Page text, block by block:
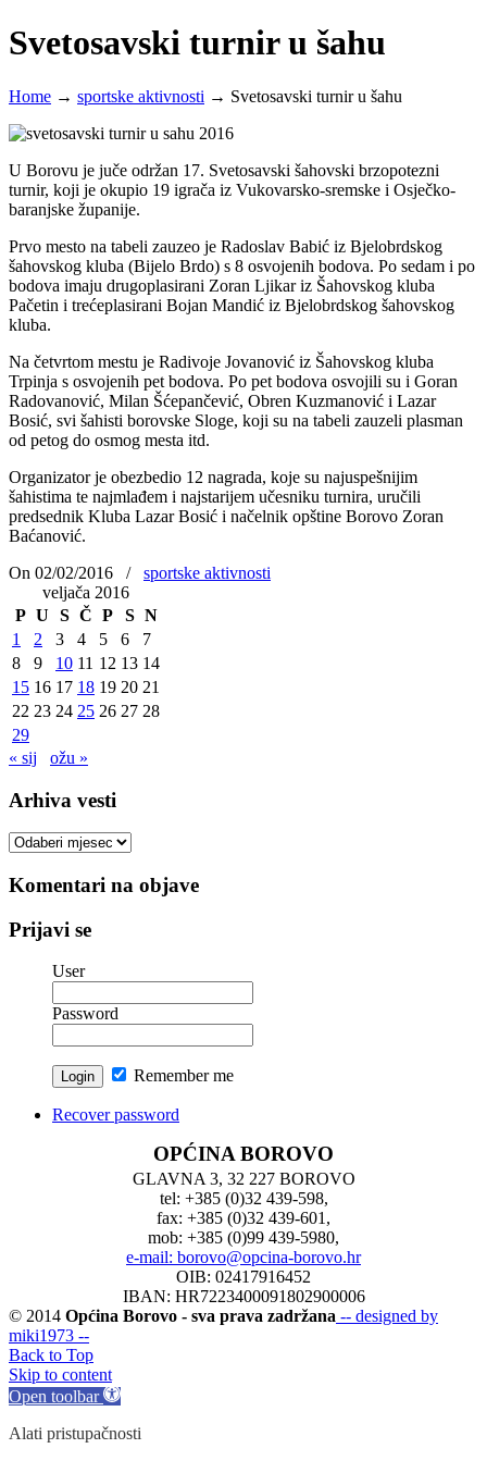
Svetosavski turnir u šahu
Home → sportske aktivnosti → Svetosavski turnir u šahu
U Borovu je juče održan 17. Svetosavski šahovski brzopotezni
turnir, koji je okupio 19 igrača iz Vukovarsko-sremske i Osječko-
baranjske županije.
Prvo mesto na tabeli zauzeo je Radoslav Babić iz Bjelobrdskog
šahovskog kluba (Bijelo Brdo) s 8 osvojenih bodova. Po sedam i po
bodova imaju drugoplasirani Zoran Ljikar iz Šahovskog kluba
Pačetin i trećeplasirani Bojan Mandić iz Bjelobrdskog šahovskog
kluba.
Na četvrtom mestu je Radivoje Jovanović iz Šahovskog kluba
Trpinja s osvojenih pet bodova. Po pet bodova osvojili su i Goran
Radovanović, Milan Šćepančević, Obren Kuzmanović i Lazar
Bosić, svi šahisti borovske Sloge, koji su na tabeli zauzeli plasman
od petog do osmog mesta itd.
Organizator je obezbedio 12 nagrada, koje su najuspešnijim
šahistima te najmlađem i najstarijem učesniku turnira, uručili
predsednik Kluba Lazar Bosić i načelnik opštine Borovo Zoran
Baćanović.
On 02/02/2016
/
sportske aktivnosti
veljača 2016
P U S Č P S N
1
2 3 4 5 6
7
8
9 10 11 12 13 14
15 16 17 18 19 20 21
22 23 24 25 26 27 28
29
« sij
ožu »
Arhiva vesti
Arhiva
Komentari na objave
Prijavi se
User
Password
Remember me
Recover password
OPĆINA BOROVO
GLAVNA 3, 32 227 BOROVO
tel: +385 (0)32 439-598,
fax: +385 (0)32 439-601,
mob: +385 (0)99 439-5980,
e-mail: borovo@opcina-borovo.hr
OIB: 02417916452
IBAN: HR7223400091802900006
© 2014 Općina Borovo - sva prava zadržana -- designed by
miki1973 --
Back to Top
Skip to content
Open toolbar
Alati pristupačnosti